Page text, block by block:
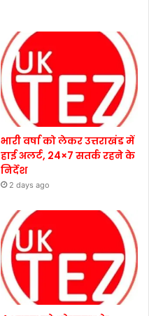
भारी वर्षा को लेकर उत्तराखंड में
हाई अलर्ट, 24×7 सतर्क रहने के
निर्देश
2 days ago